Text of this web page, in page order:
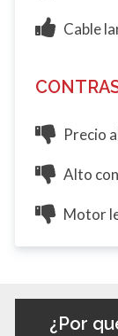
Cable
Precio
Alto
Motor
¿Por